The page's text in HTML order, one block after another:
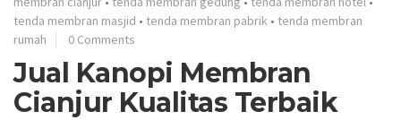
tenda membran masjid • tenda membran pabrik • tenda membran
rumah
0 Comments
Jual Kanopi Membran
Cianjur Kualitas Terbaik